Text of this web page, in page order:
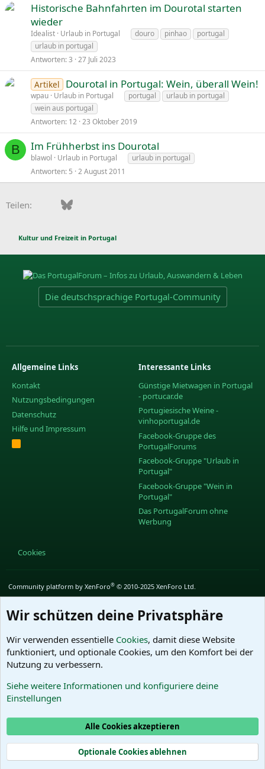
Historische Bahnfahrten im Dourotal starten
wieder
Idealist Urlaub in Portugal douro pinhao
portugal
urlaub in portugal
Antworten 3 27 Juli 2023
Artikel Dourotal in Portugal: Wein, überall Wein!
wpau Urlaub in Portugal portugal
urlaub in portugal
wein aus portugal
Antworten 12 23 Oktober 2019
B Im Frühherbst ins Dourotal
blawol Urlaub in Portugal
urlaub in portugal
Antworten 5 2 August 2011
Teilen: FacebookBluesky
Kultur und Freizeit in Portugal
Die deutschsprachige Portugal-Community
Allgemeine Links
Kontakt
Nutzungsbedingungen
Datenschutz
Hilfe und Impressum
R
S
Interessante Links
Günstige Mietwagen in Portugal
- portucar.de
Portugiesische Weine -
vinhoportugal.de
Facebook-Gruppe des
PortugalForums
Facebook-Gruppe "Urlaub in
Portugal"
Facebook-Gruppe "Wein in
Portugal"
Das PortugalForum ohne
Werbung
Cookies
Community platform by XenForo® © 2010-2025 XenForo Ltd.
Wir schützen deine Privatsphäre
Wir verwenden essentielle Cookies, damit diese Website
funktioniert, und optionale Cookies, um den Komfort bei der
Nutzung zu verbessern.
Siehe weitere Informationen und konfiguriere deine
Einstellungen
Alle Cookies akzeptieren
Optionale Cookies ablehnen